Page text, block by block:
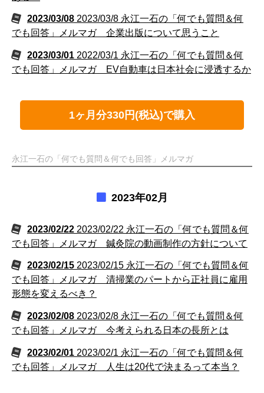
2023/03/08 2023/03/8 永江一石の「何でも質問＆何
でも回答」メルマガ 企業出版について思うこと
2023/03/01 2022/03/1 永江一石の「何でも質問＆何
でも回答」メルマガ EV自動車は日本社会に浸透するか
1ヶ月分330円(税込)で購入
永江一石の「何でも質問＆何でも回答」メルマガ
2023年02月
2023/02/22 2023/02/22 永江一石の「何でも質問＆何
でも回答」メルマガ 鍼灸院の動画制作の方針について
2023/02/15 2023/02/15 永江一石の「何でも質問＆何
でも回答」メルマガ 清掃業のパートから正社員に雇用
形態を変えるべき？
2023/02/08 2023/02/8 永江一石の「何でも質問＆何
でも回答」メルマガ 今考えられる日本の長所とは
2023/02/01 2023/02/1 永江一石の「何でも質問＆何
でも回答」メルマガ 人生は20代で決まるって本当？